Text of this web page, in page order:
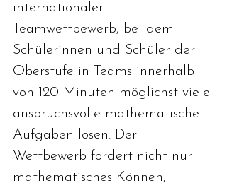
internationaler
Teamwettbewerb, bei dem
Schülerinnen und Schüler der
Oberstufe in Teams innerhalb
von 120 Minuten möglichst viele
anspruchsvolle mathematische
Aufgaben lösen. Der
Wettbewerb fordert nicht nur
mathematisches Können,